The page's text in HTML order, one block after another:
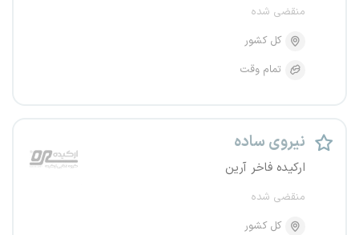
منقضی شده
کل کشور
تمام وقت
نیروی ساده
ارکیده فاخر آرین
منقضی شده
کل کشور